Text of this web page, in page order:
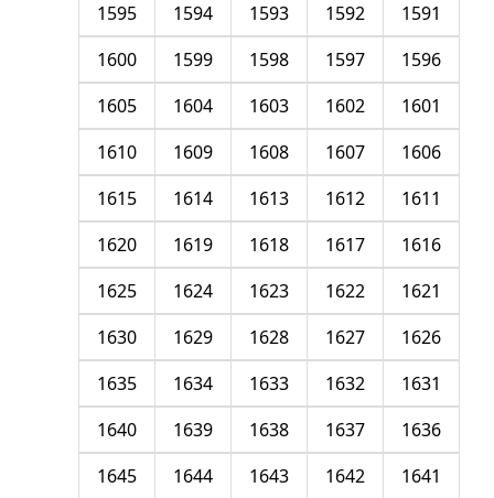
1591
1592
1593
1594
1595
1596
1597
1598
1599
1600
1601
1602
1603
1604
1605
1606
1607
1608
1609
1610
1611
1612
1613
1614
1615
1616
1617
1618
1619
1620
1621
1622
1623
1624
1625
1626
1627
1628
1629
1630
1631
1632
1633
1634
1635
1636
1637
1638
1639
1640
1641
1642
1643
1644
1645